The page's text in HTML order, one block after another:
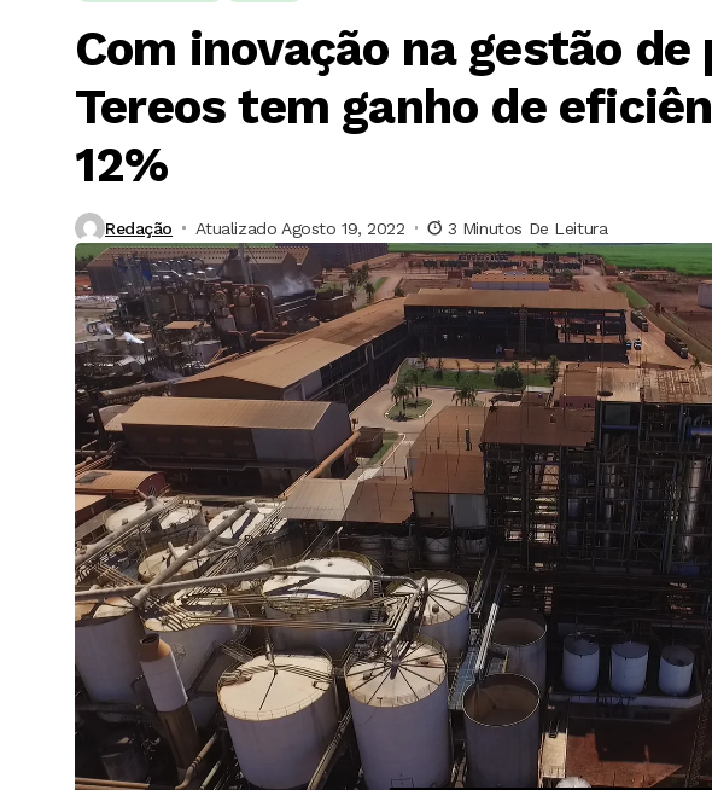
Com inovação na gestão de
Tereos tem ganho de
12%
Redação Atualizado Agosto 19, 2022 3 Minutos De Leitura